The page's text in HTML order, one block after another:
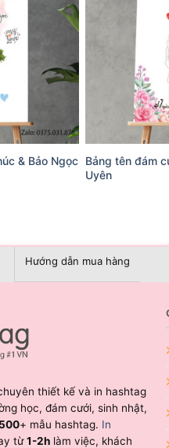
& Bảo Ngọc Bảng tên đám
Uyên
Hướng dẫn mua hàng
thiết kế và in hashtag
học, đám cưới, sinh nhật,
+ mẫu hashtag. In
từ1-2h làm việc, khách